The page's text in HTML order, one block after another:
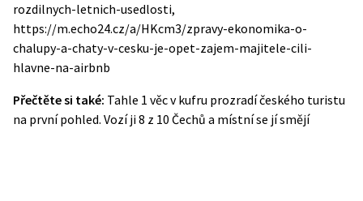
rozdilnych-letnich-usedlosti,
https://m.echo24.cz/a/HKcm3/zpravy-ekonomika-o-
chalupy-a-chaty-v-cesku-je-opet-zajem-majitele-cili-
hlavne-na-airbnb
Přečtěte si také: Tahle 1 věc v kufru prozradí českého turistu
na první pohled. Vozí ji 8 z 10 Čechů a místní se jí smějí